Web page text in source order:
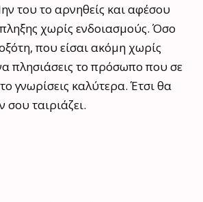
του το αρνηθείς και αφέσου
χωρίς ενδοιασμούς. Όσο
που είσαι ακόμη χωρίς
πλησιάσεις το πρόσωπο που σε
γνωρίσεις καλύτερα. Έτσι θα
σου ταιριάζει.